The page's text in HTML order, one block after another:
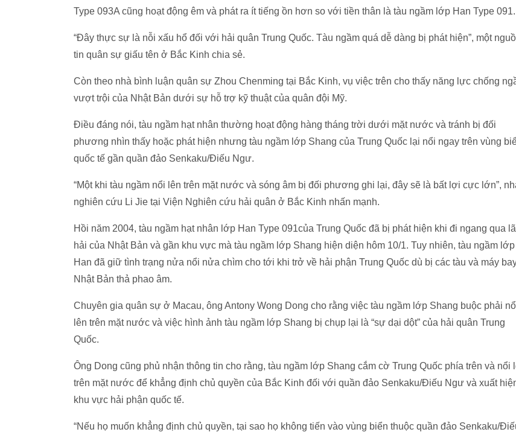
Type 093A cũng hoạt động êm và phát ra ít tiếng ồn hơn so với tiền thân là tàu ngầm lớp Han Type 091.
“Đây thực sự là nỗi xấu hổ đối với hải quân Trung Quốc. Tàu ngầm quá dễ dàng bị phát hiện”, một
tin quân sự giấu tên ở Bắc Kinh chia sẻ.
Còn theo nhà bình luận quân sự Zhou Chenming tại Bắc Kinh, vụ việc trên cho thấy năng lực chống
vượt trội của Nhật Bản dưới sự hỗ trợ kỹ thuật của quân đội Mỹ.
Điều đáng nói, tàu ngầm hạt nhân thường hoạt động hàng tháng trời dưới mặt nước và tránh bị đối
phương nhìn thấy hoặc phát hiện nhưng tàu ngầm lớp Shang của Trung Quốc lại nổi ngay trên vùng
quốc tế gần quần đảo Senkaku/Điếu Ngư.
“Một khi tàu ngầm nổi lên trên mặt nước và sóng âm bị đối phương ghi lại, đây sẽ là bất lợi cực lớn”,
nghiên cứu Li Jie tại Viện Nghiên cứu hải quân ở Bắc Kinh nhấn mạnh.
Hồi năm 2004, tàu ngầm hạt nhân lớp Han Type 091của Trung Quốc đã bị phát hiện khi đi ngang qua
hải của Nhật Bản và gần khu vực mà tàu ngầm lớp Shang hiện diện hôm 10/1. Tuy nhiên, tàu ngầm lớp
Han đã giữ tình trạng nửa nổi nửa chìm cho tới khi trở về hải phận Trung Quốc dù bị các tàu và máy
Nhật Bản thả phao âm.
Chuyên gia quân sự ở Macau, ông Antony Wong Dong cho rằng việc tàu ngầm lớp Shang buộc phải
lên trên mặt nước và việc hình ảnh tàu ngầm lớp Shang bị chụp lại là “sự dại dột” của hải quân Trung
Quốc.
Ông Dong cũng phủ nhận thông tin cho rằng, tàu ngầm lớp Shang cắm cờ Trung Quốc phía trên và nổi
trên mặt nước để khẳng định chủ quyền của Bắc Kinh đối với quần đảo Senkaku/Điếu Ngư và xuất
khu vực hải phận quốc tế.
“Nếu họ muốn khẳng định chủ quyền, tại sao họ không tiến vào vùng biển thuộc quần đảo Senkaku/